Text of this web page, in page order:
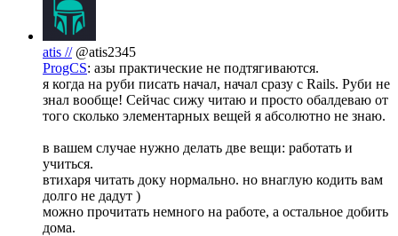
atis // @atis2345
ProgCS: азы практические не подтягиваются.
я когда на руби писать начал, начал сразу с Rails. Руби не
знал вообще! Сейчас сижу читаю и просто обалдеваю от
того сколько элементарных вещей я абсолютно не знаю.
в вашем случае нужно делать две вещи: работать и
учиться.
втихаря читать доку нормально. но внаглую кодить вам
долго не дадут )
можно прочитать немного на работе, а остальное добить
дома.